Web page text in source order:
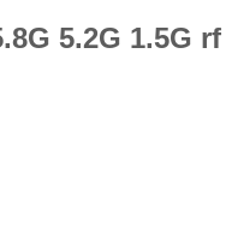
5.2G 1.5G